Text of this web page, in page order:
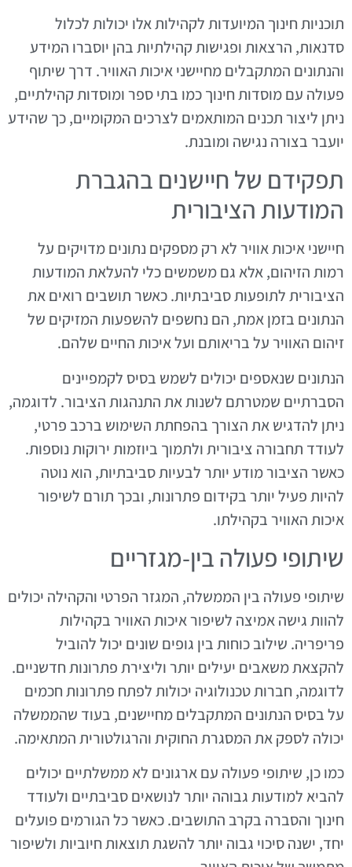
תוכניות חינוך המיועדות לקהילות אלו יכולות לכלול
סדנאות, הרצאות ופגישות קהילתיות בהן יוסברו המידע
והנתונים המתקבלים מחיישני איכות האוויר. דרך שיתוף
פעולה עם מוסדות חינוך כמו בתי ספר ומוסדות קהילתיים,
ניתן ליצור תכנים המותאמים לצרכים המקומיים, כך שהידע
יועבר בצורה נגישה ומובנת.
תפקידם של חיישנים בהגברת
המודעות הציבורית
חיישני איכות אוויר לא רק מספקים נתונים מדויקים על
רמות הזיהום, אלא גם משמשים כלי להעלאת המודעות
הציבורית לתופעות סביבתיות. כאשר תושבים רואים את
הנתונים בזמן אמת, הם נחשפים להשפעות המזיקים של
זיהום האוויר על בריאותם ועל איכות החיים שלהם.
הנתונים שנאספים יכולים לשמש בסיס לקמפיינים
הסברתיים שמטרתם לשנות את התנהגות הציבור. לדוגמה,
ניתן להדגיש את הצורך בהפחתת השימוש ברכב פרטי,
לעודד תחבורה ציבורית ולתמוך ביוזמות ירוקות נוספות.
כאשר הציבור מודע יותר לבעיות סביבתיות, הוא נוטה
להיות פעיל יותר בקידום פתרונות, ובכך תורם לשיפור
איכות האוויר בקהילתו.
שיתופי פעולה בין-מגזריים
שיתופי פעולה בין הממשלה, המגזר הפרטי והקהילה יכולים
להוות גישה אמיצה לשיפור איכות האוויר בקהילות
פריפריה. שילוב כוחות בין גופים שונים יכול להוביל
להקצאת משאבים יעילים יותר וליצירת פתרונות חדשניים.
לדוגמה, חברות טכנולוגיה יכולות לפתח פתרונות חכמים
על בסיס הנתונים המתקבלים מחיישנים, בעוד שהממשלה
יכולה לספק את המסגרת החוקית והרגולטורית המתאימה.
כמו כן, שיתופי פעולה עם ארגונים לא ממשלתיים יכולים
להביא למודעות גבוהה יותר לנושאים סביבתיים ולעודד
חינוך והסברה בקרב התושבים. כאשר כל הגורמים פועלים
יחד, ישנה סיכוי גבוה יותר להשגת תוצאות חיוביות ולשיפור